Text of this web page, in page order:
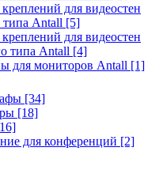
для видеостен
типа Antall [5]
для видеостен
типа Antall [4]
для мониторов Antall [1]
[34]
[18]
для конференций [2]